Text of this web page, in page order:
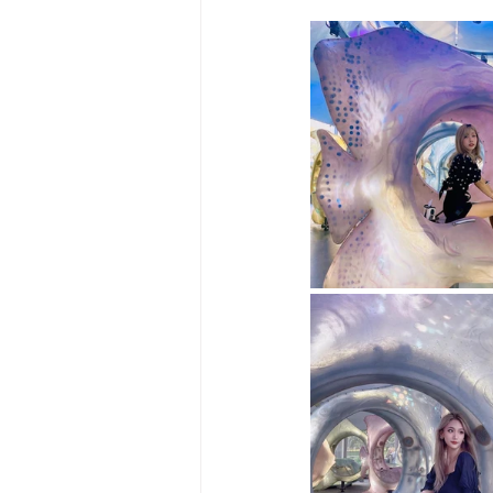
Big Bend-맛집/여행지
Boston-맛집/여행지 Boulder
Bronx-맛집/여행지 Bryce
Cambridge-맛집/여행지
Centerport-맛집/여행지